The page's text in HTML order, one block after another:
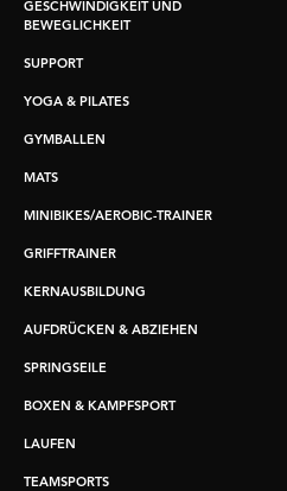
GESCHWINDIGKEIT UND
BEWEGLICHKEIT
SUPPORT
YOGA & PILATES
GYMBALLEN
MATS
MINIBIKES/AEROBIC-TRAINER
GRIFFTRAINER
KERNAUSBILDUNG
AUFDRÜCKEN & ABZIEHEN
SPRINGSEILE
BOXEN & KAMPFSPORT
LAUFEN
TEAMSPORTS